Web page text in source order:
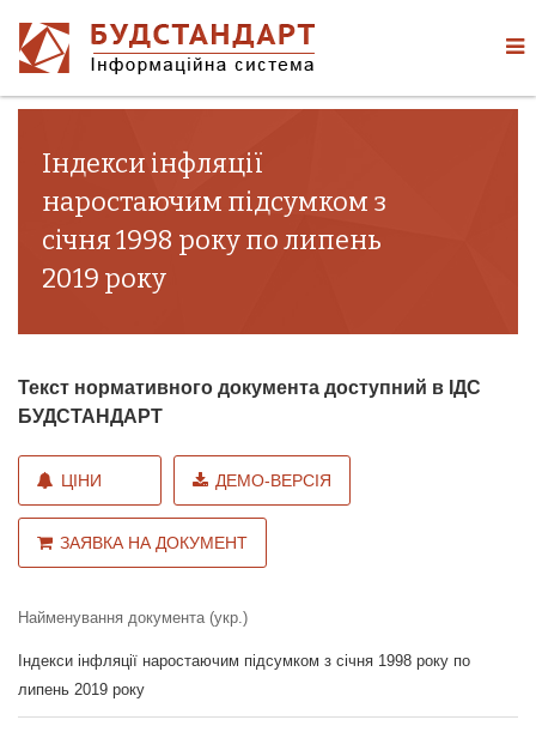
Індекси інфляції
наростаючим підсумком з
січня 1998 року по липень
2019 року
Текст нормативного документа доступний в ІДС
БУДСТАНДАРТ
ЦІНИ ДЕМО-ВЕРСІЯ
ЗАЯВКА НА ДОКУМЕНТ
Найменування документа (укр.)
Індекси інфляції наростаючим підсумком з січня 1998 року по
липень 2019 року